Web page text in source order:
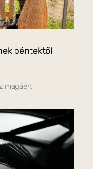
péntektől
magáért